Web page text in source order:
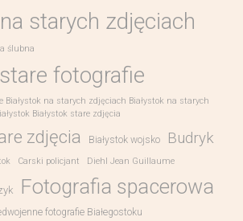
starych zdjęciach
ślubna
fotografie
Białystok na starych zdjęciach Białystok na starych
Białystok stare zdjęcia
zdjęcia Białystok wojsko Budryk
Carski policjant Diehl Jean Guillaume
Fotografia spacerowa
fotografie Białegostoku